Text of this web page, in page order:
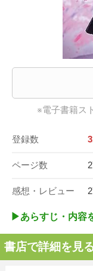
※電子書籍ス
登録数
ページ数
感想・レビュー
▶︎あらすじ・内容
書店で詳細を見